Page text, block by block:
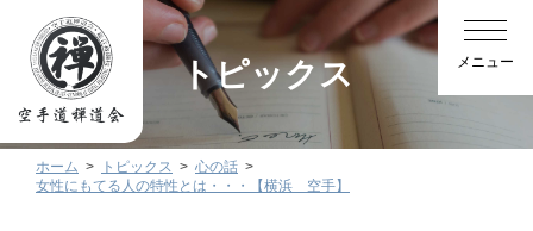
トピックス
ホーム トピックス
心の話
女性にもてる人の特性とは・・・【横浜 空手】